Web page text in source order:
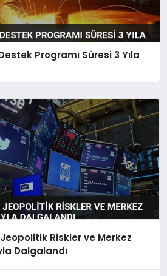
Programı Süresi 3 Yıla
Riskler ve Merkez
Dalgalandı